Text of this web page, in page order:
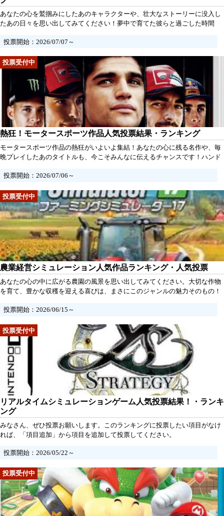
あなたの心を鷲掴みにしたあのキャラクターや、壮大なストーリーに没入し
たあの日々を思い出してみてください！夢中で育てた彼らと過ごした時間
投票では、あなたの推しをぜひ教えてください。今こそ、あの感動を共有
出すかもしれません。
投票開始：2026/07/07～
熱狂！モータースポーツ作品人気投票結果・ランキング
モータースポーツ作品の熱狂がいよいよ集結！あなたの心に残る名作や、毎
晩プレイしたあのタイトルも、今こそみんなに伝えるチャンスです！ハンド
好きな作品に一票を投じて、その情熱を仲間と分かち合いましょう。あなた
投票開始：2026/07/06～
農業経営シミュレーション人気作品ランキング・人気投票
あなたの心の中に広がる農園の風景を思い出してみてください。大切な作物
を育て、豊かな収穫を迎える喜びは、まさにこのジャンルの魅力そのもの！
一ページを加えましょう。名作たちへの愛を形にし、仲間と共に熱い思いを
投票開始：2026/06/15～
リアルタイムシミュレーションゲーム人気投票結果！・ランキ
ング
みなさん、ぜひ投票お願いします。このランキングに投票したい項目がなけ
れば、「項目追加」から項目を追加して投票してください。
投票開始：2026/05/22～